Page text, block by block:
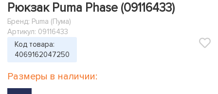
Рюкзак Puma Phase (09116433)
Бренд: Puma (Пума)
Артикул: 09116433
Код товара:
4069162047250
Размеры в наличии: